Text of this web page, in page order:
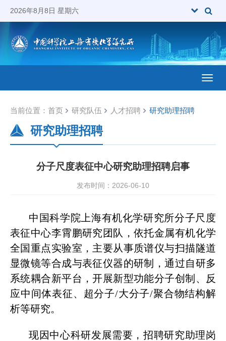
2026年8月8日 星期六
当前位置： 首页 研究队伍 人才招聘 研究助理招聘
研究助理招聘
分子尺度表征中心研究助理招聘启事
发布时间：2026-06-10
中国科学院上海有机化学研究所分子尺度
表征中心李霄鹏研究团队，依托金属有机化学
全国重点实验室，主要从事质谱仪与扫描隧道
显微镜等合成与表征仪器的研制，通过自研多
系统耦合新平台，开展新型功能分子创制、反
应中间体表征、超分子/大分子/聚合物结构解
析等研究。
现因中心科研发展需要，招聘研究助理岗